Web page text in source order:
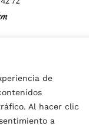
de
Al hacer clic
a
al boletín